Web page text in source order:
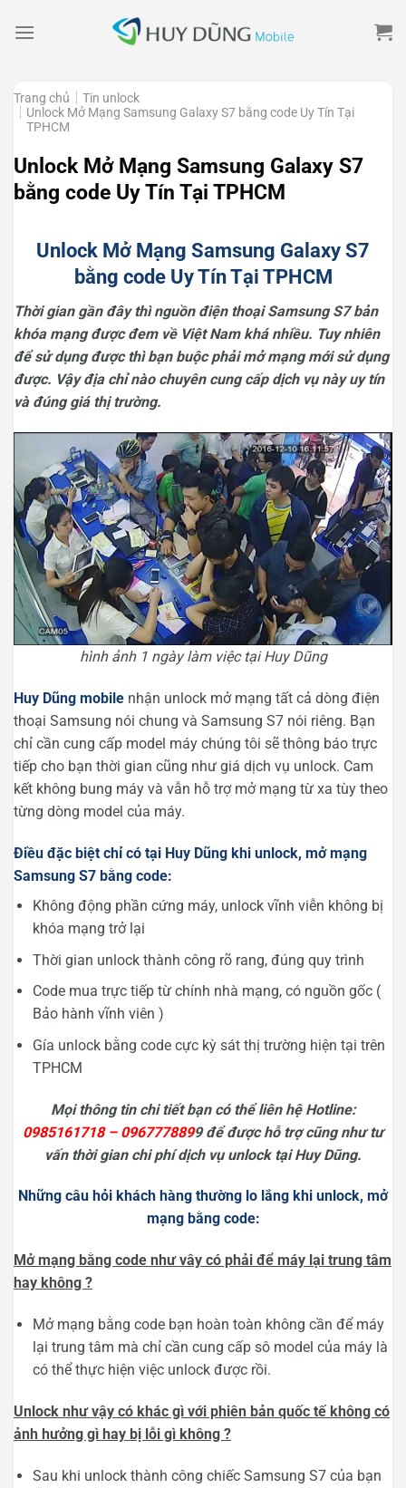
Trang chủ
Tin unlock
Unlock Mở Mạng Samsung Galaxy S7 bằng code Uy Tín Tại
TPHCM
Unlock Mở Mạng Samsung Galaxy S7
bằng code Uy Tín Tại TPHCM
Unlock Mở Mạng Samsung Galaxy S7
bằng code Uy Tín Tại TPHCM
Thời gian gần đây thì nguồn điện thoại Samsung S7 bản
khóa mạng được đem về Việt Nam khá nhiều. Tuy nhiên
để sử dụng được thì bạn buộc phải mở mạng mới sử dụng
được. Vậy địa chỉ nào chuyên cung cấp dịch vụ này uy tín
và đúng giá thị trường.
hình ảnh 1 ngày làm việc tại Huy Dũng
Huy Dũng mobile nhận unlock mở mạng tất cả dòng điện
thoại Samsung nói chung và Samsung S7 nói riêng. Bạn
chỉ cần cung cấp model máy chúng tôi sẽ thông báo trực
tiếp cho bạn thời gian cũng như giá dịch vụ unlock. Cam
kết không bung máy và vẫn hỗ trợ mở mạng từ xa tùy theo
từng dòng model của máy.
Điều đặc biệt chỉ có tại Huy Dũng khi unlock, mở mạng
Samsung S7 bằng code:
Không động phần cứng máy, unlock vĩnh viễn không bị
khóa mạng trở lại
Thời gian unlock thành công rõ rang, đúng quy trình
Code mua trực tiếp từ chính nhà mạng, có nguồn gốc (
Bảo hành vĩnh viên )
Gía unlock bằng code cực kỳ sát thị trường hiện tại trên
TPHCM
Mọi thông tin chi tiết bạn có thể liên hệ Hotline:
0985161718 – 0967778899 để được hỗ trợ cũng như tư
vấn thời gian chi phí dịch vụ unlock tại Huy Dũng.
Những câu hỏi khách hàng thường lo lắng khi unlock, mở
mạng bằng code:
Mở mạng bằng code như vây có phải để máy lại trung tâm
hay không ?
Mở mạng bằng code bạn hoàn toàn không cần để máy
lại trung tâm mà chỉ cần cung cấp sô model của máy là
có thể thực hiện việc unlock được rồi.
Unlock như vậy có khác gì với phiên bản quốc tế không có
ảnh hưởng gì hay bị lỗi gì không ?
Sau khi unlock thành công chiếc Samsung S7 của bạn